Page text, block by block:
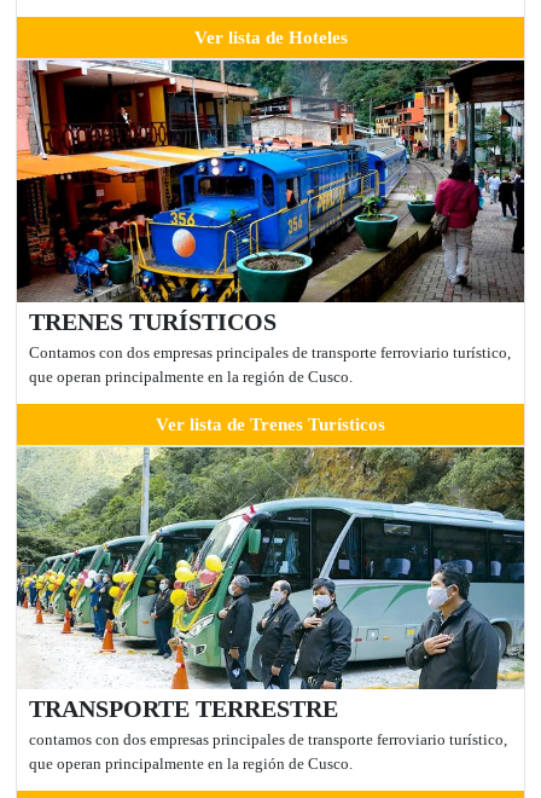
Ver lista de Hoteles
TRENES TURÍSTICOS
Contamos con dos empresas principales de transporte ferroviario turístico,
que operan principalmente en la región de Cusco.
Ver lista de Trenes Turísticos
TRANSPORTE TERRESTRE
contamos con dos empresas principales de transporte ferroviario turístico,
que operan principalmente en la región de Cusco.